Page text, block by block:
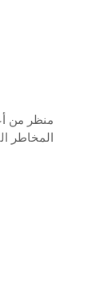
منظر من
المخاطر